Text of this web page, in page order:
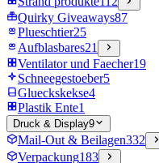
Quirky Giveaways87
Plueschtier25
Aufblasbares21
Ventilator und Faecher19
Schneegestoeber5
Glueckskekse4
Plastik Ente1
Druck & Display9
Mail-Out & Beilagen332
Verpackung183